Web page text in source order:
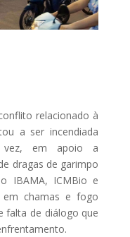
relacionado à
a ser incendiada
vez, em apoio a
dragas de garimpo
IBAMA, ICMBio e
em chamas e fogo
falta de diálogo que